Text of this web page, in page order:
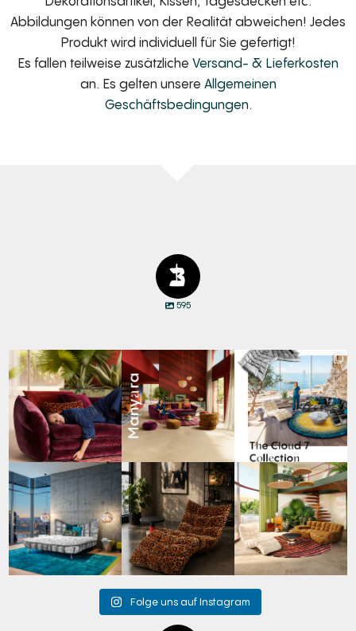
Abbildungen können von der Realität abweichen! Jedes
Produkt wird individuell für Sie gefertigt!
Es fallen teilweise zusätzliche Versand- & Lieferkosten
an. Es gelten unsere Allgemeinen
Geschäftsbedingungen.
595
Den Kopf anlehnen. Die
Gedanken auf Reisen ...
49 0
Manyara. Inspiriert von
der Weite Afrikas....
53 2
Für jeden Lieblingsplatz
die passende Cloud.
☁️...
60 1
Cloud 7 – nicht nur zum
Sitzen, sondern auch
zum...
145 3
A bold statement. A
quiet retreat.
Mit unserem...
198 4
Take a walk on the wild
side. 🐆
Anlässlich...
104 1
Folge uns auf Instagram